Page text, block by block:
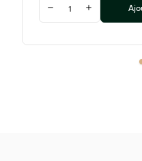
Diminuer la quantité
Augmenter